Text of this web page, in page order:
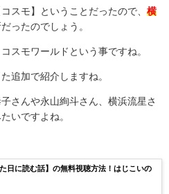
スモ】ということだったので、 横
ったのでしょう。
スモワールドという事ですね。
追加で紹介しますね。
さんや永山絢斗さん、横浜流星さ
いですよね。
た日に読む話】の無料視聴方法！はじこいの